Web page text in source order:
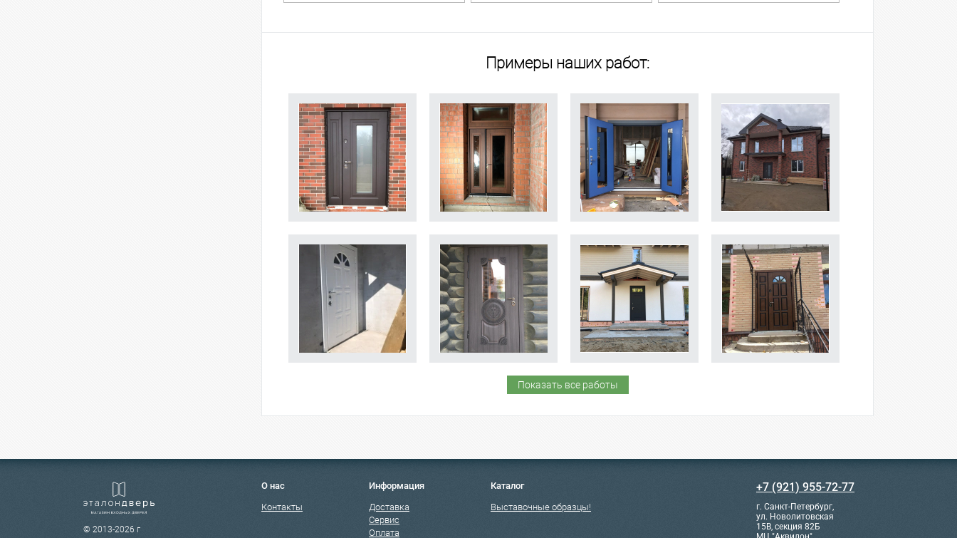
Примеры наших работ:
Показать все работы
© 2013-2026 г
О нас
Контакты
Информация
Доставка
Сервис
Оплата
Каталог
Выставочные образцы!
+7 (921) 955-72-77
г. Санкт-Петербург,
ул. Новолитовская
15В, секция 82Б